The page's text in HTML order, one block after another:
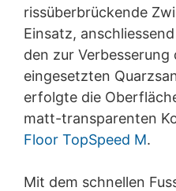
rissüberbrückende
Einsatz,
den zur
eingesetzten
erfolgte die
matt-transparenten
Floor TopSpeed M.
Mit dem schnellen